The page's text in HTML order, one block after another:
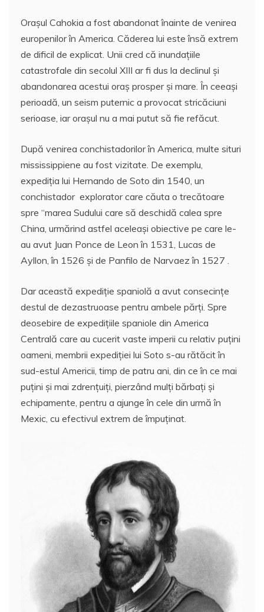
Orașul Cahokia a fost abandonat înainte de venirea
europenilor în America. Căderea lui este însă extrem
de dificil de explicat. Unii cred că inundațiile
catastrofale din secolul XIII ar fi dus la declinul și
abandonarea acestui oraș prosper și mare. În ceeași
perioadă, un seism puternic a provocat stricăciuni
serioase, iar orașul nu a mai putut să fie refăcut.
După venirea conchistadorilor în America, multe situri
mississippiene au fost vizitate. De exemplu,
expediția lui Hernando de Soto din 1540, un
conchistador explorator care căuta o trecătoare
spre “marea Sudului care să deschidă calea spre
China, urmărind astfel aceleași obiective pe care le-
au avut Juan Ponce de Leon în 1531, Lucas de
Ayllon, în 1526 și de Panfilo de Narvaez în 1527 .
Dar această expediție spaniolă a avut consecințe
destul de dezastruoase pentru ambele părți. Spre
deosebire de expedițiile spaniole din America
Centrală care au cucerit vaste imperii cu relativ puțini
oameni, membrii expediției lui Soto s-au rătăcit în
sud-estul Americii, timp de patru ani, din ce în ce mai
puțini și mai zdrențuiți, pierzând mulți bărbați și
echipamente, pentru a ajunge în cele din urmă în
Mexic, cu efectivul extrem de împuținat.